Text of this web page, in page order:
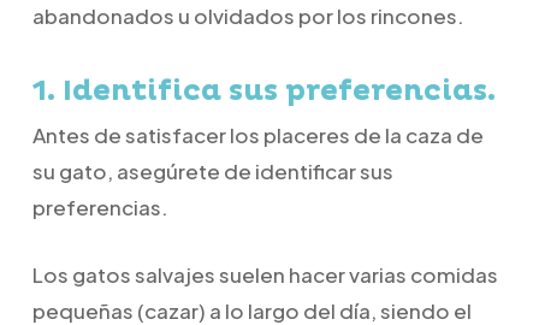
abandonados u olvidados por los rincones.
1. Identifica sus preferencias.
Antes de satisfacer los placeres de la caza de
su gato, asegúrete de identificar sus
preferencias.
Los gatos salvajes suelen hacer varias comidas
pequeñas (cazar) a lo largo del día, siendo el